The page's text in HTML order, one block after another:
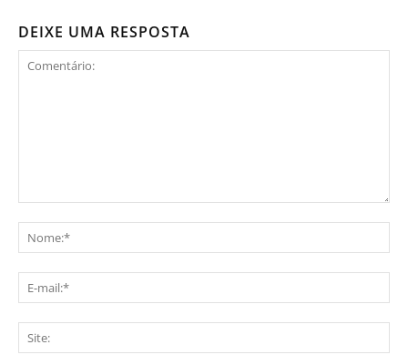
DEIXE UMA RESPOSTA